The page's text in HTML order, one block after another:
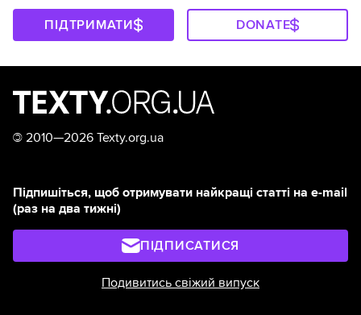
ПІДТРИМАТИ DONATE
© 2010—2026 Texty.org.ua
Підпишіться, щоб отримувати найкращі статті на e-mail
(раз на два тижні)
ПІДПИСАТИСЯ
Подивитись свіжий випуск